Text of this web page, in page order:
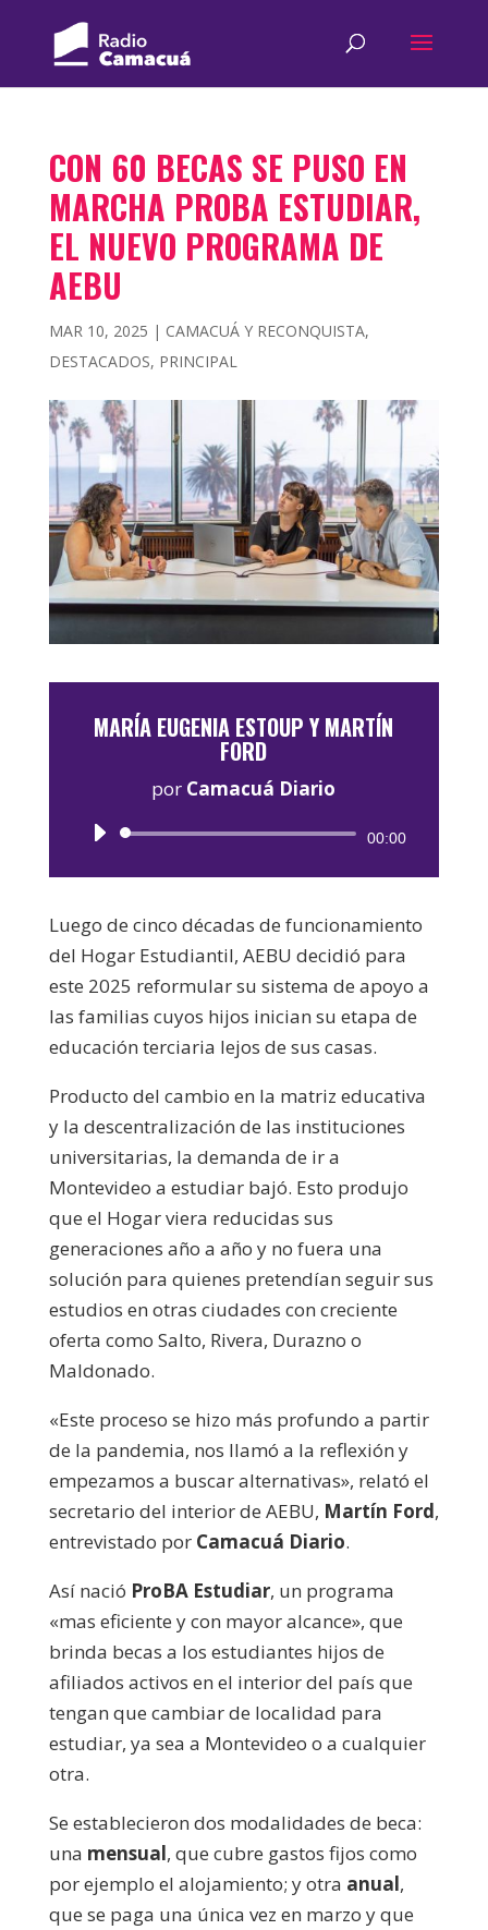
CON 60 BECAS SE PUSO EN
MARCHA PROBA ESTUDIAR,
EL NUEVO PROGRAMA DE
AEBU
MAR 10, 2025 | CAMACUÁ Y RECONQUISTA,
DESTACADOS, PRINCIPAL
MARÍA EUGENIA ESTOUP Y MARTÍN
FORD
por Camacuá Diario
Reproductor
00:00
Luego de cinco décadas de funcionamiento
del Hogar Estudiantil, AEBU decidió para
este 2025 reformular su sistema de apoyo a
las familias cuyos hijos inician su etapa de
educación terciaria lejos de sus casas.
Producto del cambio en la matriz educativa
y la descentralización de las instituciones
universitarias, la demanda de ir a
Montevideo a estudiar bajó. Esto produjo
que el Hogar viera reducidas sus
generaciones año a año y no fuera una
solución para quienes pretendían seguir sus
estudios en otras ciudades con creciente
oferta como Salto, Rivera, Durazno o
Maldonado.
«Este proceso se hizo más profundo a partir
de la pandemia, nos llamó a la reflexión y
empezamos a buscar alternativas», relató el
secretario del interior de AEBU, Martín Ford,
entrevistado por Camacuá Diario.
Así nació ProBA Estudiar, un programa
«mas eficiente y con mayor alcance», que
brinda becas a los estudiantes hijos de
afiliados activos en el interior del país que
tengan que cambiar de localidad para
estudiar, ya sea a Montevideo o a cualquier
otra.
Se establecieron dos modalidades de beca:
una mensual, que cubre gastos fijos como
por ejemplo el alojamiento; y otra anual,
que se paga una única vez en marzo y que